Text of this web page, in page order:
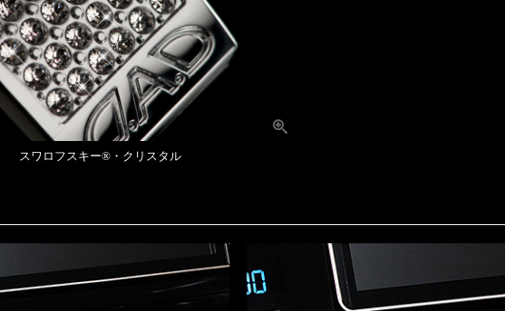
スワロフスキー®・クリスタル